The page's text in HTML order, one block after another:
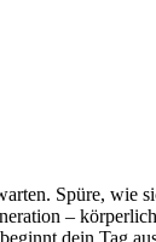
Spüre, wie
–
dein Tag